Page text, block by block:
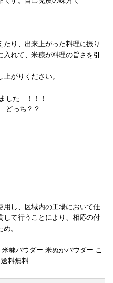
り、出来上がった料理に振り
れて、米糠が料理の旨さを引
がりください。
した ！！！
ぬか どっち？？
用し、区域内の工場において仕
して行うことにより、相応の付
。
糠パウダー 米ぬかパウダー こ
料無料